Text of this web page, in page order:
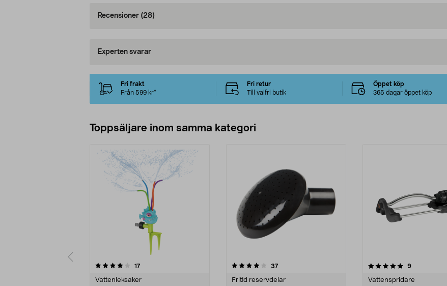
Recensioner (28)
Experten svarar
Fri frakt
Från 599 kr*
Fri retur
Till valfri butik
Öppet köp
365 dagar öppet köp
Toppsäljare inom samma kategori
17recensioner
Vattenleksaker
4.0 av 5 stjärnor 37recensioner
Fritid reservdelar
5.0 av 5 stjärnor 9recensioner
Vattenspridare
4.5 av 5 stjärnor